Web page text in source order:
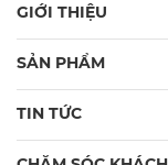
GIỚI THIỆU
SẢN PHẨM
TIN TỨC